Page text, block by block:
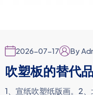
2026-07-17 By
吹塑板的替代
1、宣纸吹塑纸版画。2